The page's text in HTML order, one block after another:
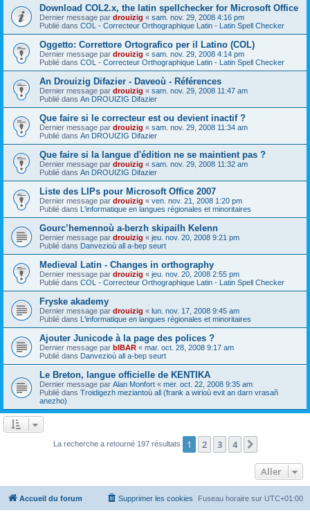
Download COL2.x, the latin spellchecker for Microsoft Office
Dernier message par drouizig « sam. nov. 29, 2008 4:16 pm
Publié dans COL - Correcteur Orthographique Latin - Latin Spell Checker
Oggetto: Correttore Ortografico per il Latino (COL)
Dernier message par drouizig « sam. nov. 29, 2008 4:14 pm
Publié dans COL - Correcteur Orthographique Latin - Latin Spell Checker
An Drouizig Difazier - Daveoù - Références
Dernier message par drouizig « sam. nov. 29, 2008 11:47 am
Publié dans An DROUIZIG Difazier
Que faire si le correcteur est ou devient inactif ?
Dernier message par drouizig « sam. nov. 29, 2008 11:34 am
Publié dans An DROUIZIG Difazier
Que faire si la langue d'édition ne se maintient pas ?
Dernier message par drouizig « sam. nov. 29, 2008 11:32 am
Publié dans An DROUIZIG Difazier
Liste des LIPs pour Microsoft Office 2007
Dernier message par drouizig « ven. nov. 21, 2008 1:20 pm
Publié dans L'informatique en langues régionales et minoritaires
Gourc’hemennoù a-berzh skipailh Kelenn
Dernier message par drouizig « jeu. nov. 20, 2008 9:21 pm
Publié dans Danvezioù all a-bep seurt
Medieval Latin - Changes in orthography
Dernier message par drouizig « jeu. nov. 20, 2008 2:55 pm
Publié dans COL - Correcteur Orthographique Latin - Latin Spell Checker
Fryske akademy
Dernier message par drouizig « lun. nov. 17, 2008 9:45 am
Publié dans L'informatique en langues régionales et minoritaires
Ajouter Junicode à la page des polices ?
Dernier message par bIBAR « mar. oct. 28, 2008 9:17 am
Publié dans Danvezioù all a-bep seurt
Le Breton, langue officielle de KENTIKA
Dernier message par Alan Monfort « mer. oct. 22, 2008 9:35 am
Publié dans Troidigezh meziantoù all (frank a wirioù evit an darn vrasañ
anezho)
La recherche a retourné 197 résultats 1 2 3 4
Aller
Accueil du forum Fuseau horaire sur UTC+01:00
Supprimer les cookies